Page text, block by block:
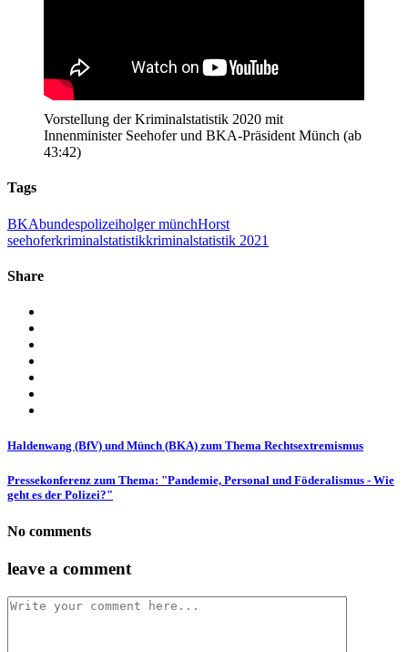
Vorstellung der Kriminalstatistik 2020 mit
Innenminister Seehofer und BKA-Präsident Münch (ab
43:42)
Tags
BKAbundespolizeiholger münchHorst
seehoferkriminalstatistikkriminalstatistik 2021
Share
Haldenwang (BfV) und Münch (BKA) zum Thema Rechtsextremismus
Pressekonferenz zum Thema: "Pandemie, Personal und Föderalismus - Wie
geht es der Polizei?"
No comments
leave a comment